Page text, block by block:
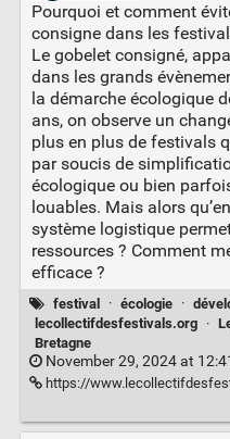
Pourquoi et comment
consigne dans les
Le gobelet consigné,
dans les grands
la démarche écologique
ans, on observe un
plus en plus de festivals
par soucis de
écologique ou bien
louables. Mais alors
système logistique
ressources ? Comment
efficace ?
festival · écologie ·
lecollectifdesfestivals.org
·
Bretagne
November 29, 2024 at
https://